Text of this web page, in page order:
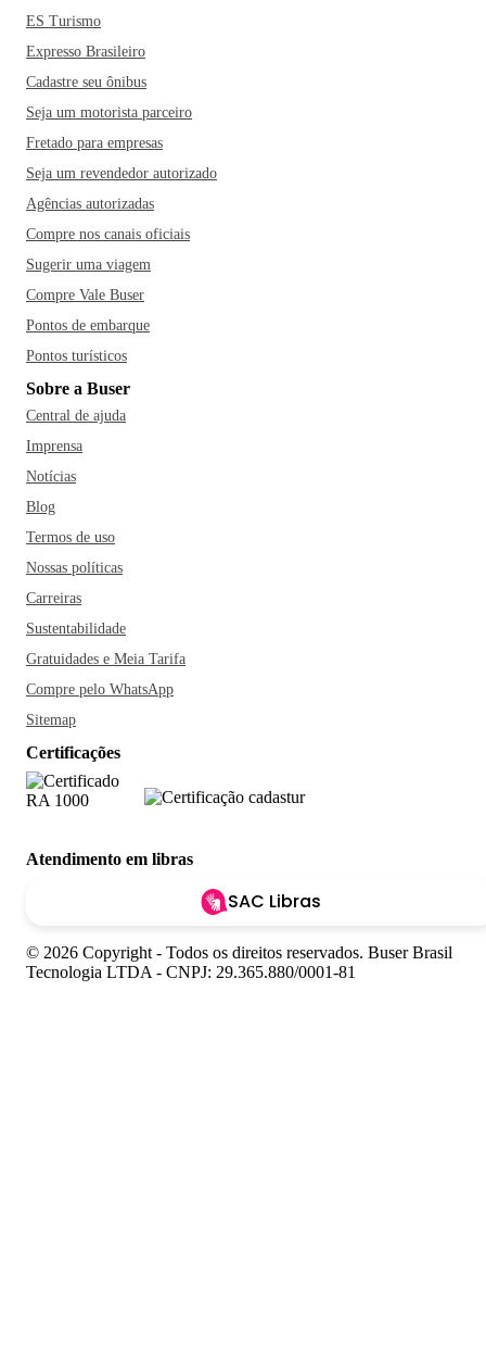
ES Turismo
Expresso Brasileiro
Cadastre seu ônibus
Seja um motorista parceiro
Fretado para empresas
Seja um revendedor autorizado
Agências autorizadas
Compre nos canais oficiais
Sugerir uma viagem
Compre Vale Buser
Pontos de embarque
Pontos turísticos
Sobre a Buser
Central de ajuda
Imprensa
Notícias
Blog
Termos de uso
Nossas políticas
Carreiras
Sustentabilidade
Gratuidades e Meia Tarifa
Compre pelo WhatsApp
Sitemap
Certificações
Atendimento em libras
SAC Libras
© 2026 Copyright - Todos os direitos reservados. Buser Brasil
Tecnologia LTDA - CNPJ: 29.365.880/0001-81